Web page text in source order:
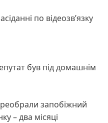
по відеозв’язку
був під домашнім
запобіжний
– два місяці